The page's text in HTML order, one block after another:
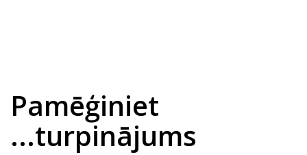
Pamēģiniet
...turpinājums